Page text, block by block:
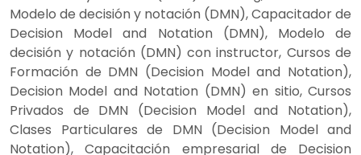
Modelo de decisión y notación (DMN), Capacitador de
Decision Model and Notation (DMN), Modelo de
decisión y notación (DMN) con instructor, Cursos de
Formación de DMN (Decision Model and Notation),
Decision Model and Notation (DMN) en sitio, Cursos
Privados de DMN (Decision Model and Notation),
Clases Particulares de DMN (Decision Model and
Notation), Capacitación empresarial de Decision